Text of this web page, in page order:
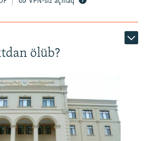
720p 1080p
ölüb?